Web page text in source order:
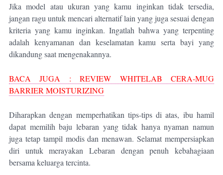
Jika model atau ukuran yang kamu inginkan tidak tersedia,
jangan ragu untuk mencari alternatif lain yang juga sesuai dengan
kriteria yang kamu inginkan. Ingatlah bahwa yang terpenting
adalah kenyamanan dan keselamatan kamu serta bayi yang
dikandung saat mengenakannya.
BACA JUGA : REVIEW WHITELAB CERA-MUG
BARRIER MOISTURIZING
Diharapkan dengan memperhatikan tips-tips di atas, ibu hamil
dapat memilih baju lebaran yang tidak hanya nyaman namun
juga tetap tampil modis dan menawan. Selamat mempersiapkan
diri untuk merayakan Lebaran dengan penuh kebahagiaan
bersama keluarga tercinta.